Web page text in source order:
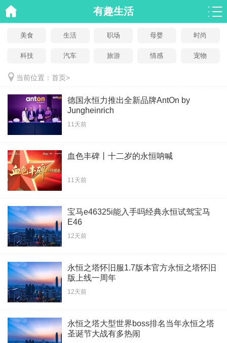
有趣生活
美食 生活 职场 母婴 时尚
科技 汽车 旅游 情感 宠物
当前位置： 首页>
德国永恒力推出全新品牌AntOn by
Jungheinrich
11天前
血色丰碑丨十二岁的永恒呐喊
11天前
宝马e46325i能入手吗经典永恒试驾宝马
E46
12天前
永恒之塔怀旧服1.7版本官方永恒之塔怀旧
版上线一周年
12天前
永恒之塔大型世界boss排名当年永恒之塔
圣诞节大战有多热闹